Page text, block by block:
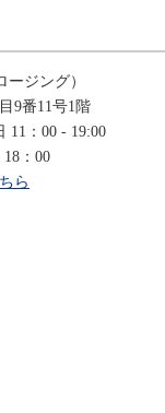
ジング）
9番11号1階
11：00 - 19:00
：00
ら